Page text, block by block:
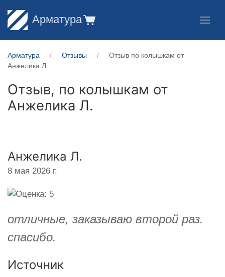
Арматура
Арматура Отзывы
Отзыв по колышкам от
Анжелика Л.
Отзыв, по колышкам от
Анжелика Л.
Анжелика Л.
8 мая 2026 г.
отличные, заказываю второй раз.
спасибо.
Источник